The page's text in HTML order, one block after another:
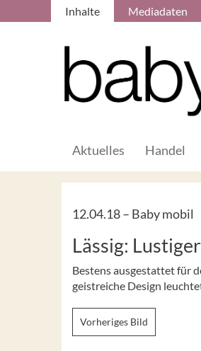
Inhalte Mediadaten
Aktuelles Handel
12.04.18 – Baby mobil
Lässig:
Bestens ausgestattet für
geistreiche Design
Vorheriges Bild